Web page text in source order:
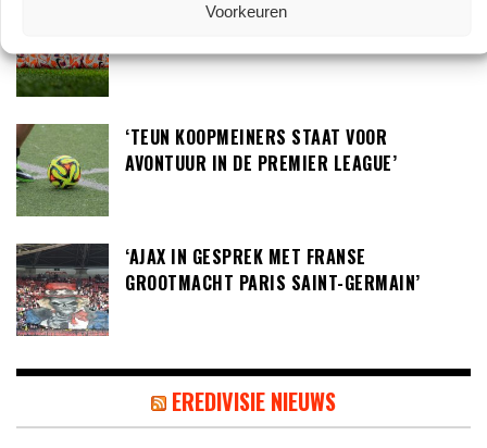
Voorkeuren
‘LOUIS VAN GAAL BEREID OM IN GESPREK TE
‘TEUN KOOPMEINERS STAAT VOOR
AVONTUUR IN DE PREMIER LEAGUE’
‘AJAX IN GESPREK MET FRANSE
GROOTMACHT PARIS SAINT-GERMAIN’
EREDIVISIE NIEUWS